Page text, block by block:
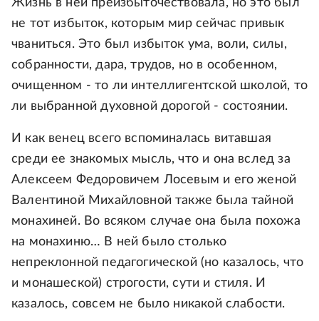
Жизнь в ней преизбыточествовала, но это был
не тот избыток, которым мир сейчас привык
чваниться. Это был избыток ума, воли, силы,
собранности, дара, трудов, но в особенном,
очищенном - то ли интеллигентской школой, то
ли выбранной духовной дорогой - состоянии.
И как венец всего вспоминалась витавшая
среди ее знакомых мысль, что и она вслед за
Алексеем Федоровичем Лосевым и его женой
Валентиной Михайловной также была тайной
монахиней. Во всяком случае она была похожа
на монахиню… В ней было столько
непреклонной педагогической (но казалось, что
и монашеской) строгости, сути и стиля. И
казалось, совсем не было никакой слабости.